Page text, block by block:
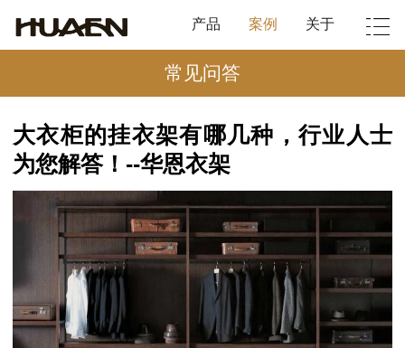
产品 案例 关于
常见问答
大衣柜的挂衣架有哪几种，行业人士
为您解答！--华恩衣架